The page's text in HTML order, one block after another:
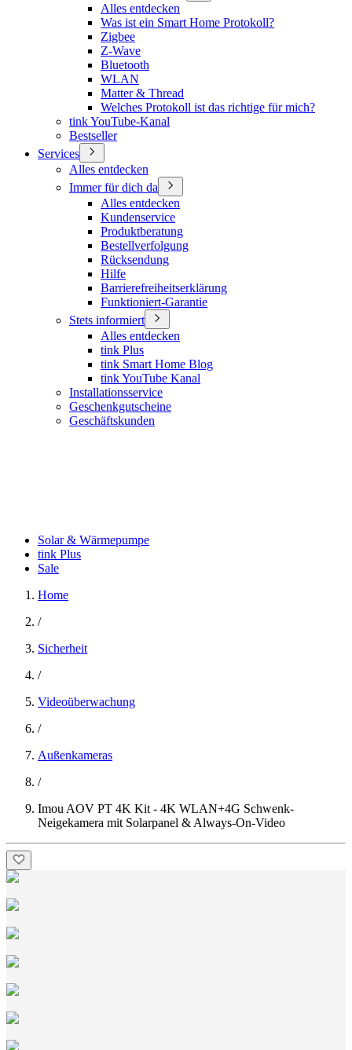
Alles entdecken
Was ist ein Smart Home Protokoll?
Zigbee
Z-Wave
Bluetooth
WLAN
Matter & Thread
Welches Protokoll ist das richtige für mich?
tink YouTube-Kanal
Bestseller
Services
Alles entdecken
Immer für dich da
Alles entdecken
Kundenservice
Produktberatung
Bestellverfolgung
Rücksendung
Hilfe
Barrierefreiheitserklärung
Funktioniert-Garantie
Stets informiert
Alles entdecken
tink Plus
tink Smart Home Blog
tink YouTube Kanal
Installationsservice
Geschenkgutscheine
Geschäftskunden
Solar & Wärmepumpe
tink Plus
Sale
Home
/
Sicherheit
/
Videoüberwachung
/
Außenkameras
/
Imou AOV PT 4K Kit - 4K WLAN+4G Schwenk-
Neigekamera mit Solarpanel & Always-On-Video